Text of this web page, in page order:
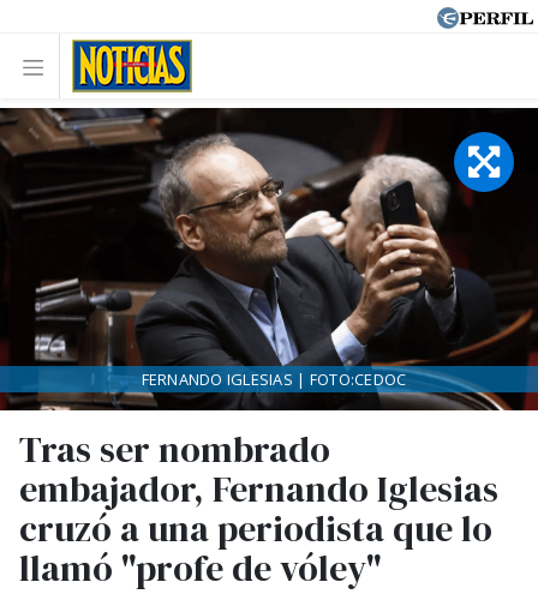
Tras ser nombrado
embajador, Fernando Iglesias
cruzó a una periodista que lo
llamó "profe de vóley"
FERNANDO IGLESIAS | FOTO:CEDOC